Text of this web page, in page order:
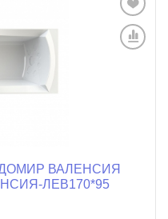
ВАЛЕНСИЯ
ЛЕВ170*95